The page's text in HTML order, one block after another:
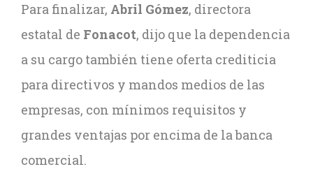
Para finalizar, Abril Gómez, directora
estatal de Fonacot, dijo que la dependencia
a su cargo también tiene oferta crediticia
para directivos y mandos medios de las
empresas, con mínimos requisitos y
grandes ventajas por encima de la banca
comercial.